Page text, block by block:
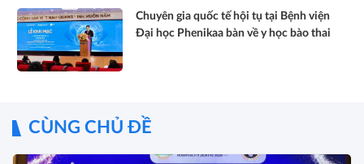
Chuyên gia quốc tế hội tụ tại Bệnh viện
Đại học Phenikaa bàn về y học bào thai
CÙNG CHỦ ĐỀ